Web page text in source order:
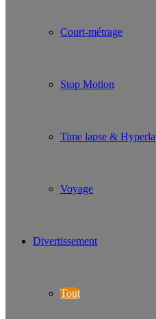
Court-métrage
Stop Motion
Time lapse &
Voyage
Divertissement
Tout